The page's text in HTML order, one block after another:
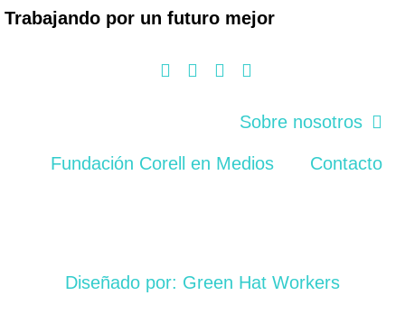
Trabajando por un futuro mejor
Sobre nosotros
Fundación Corell en Medios Contacto
Diseñado por: Green Hat Workers